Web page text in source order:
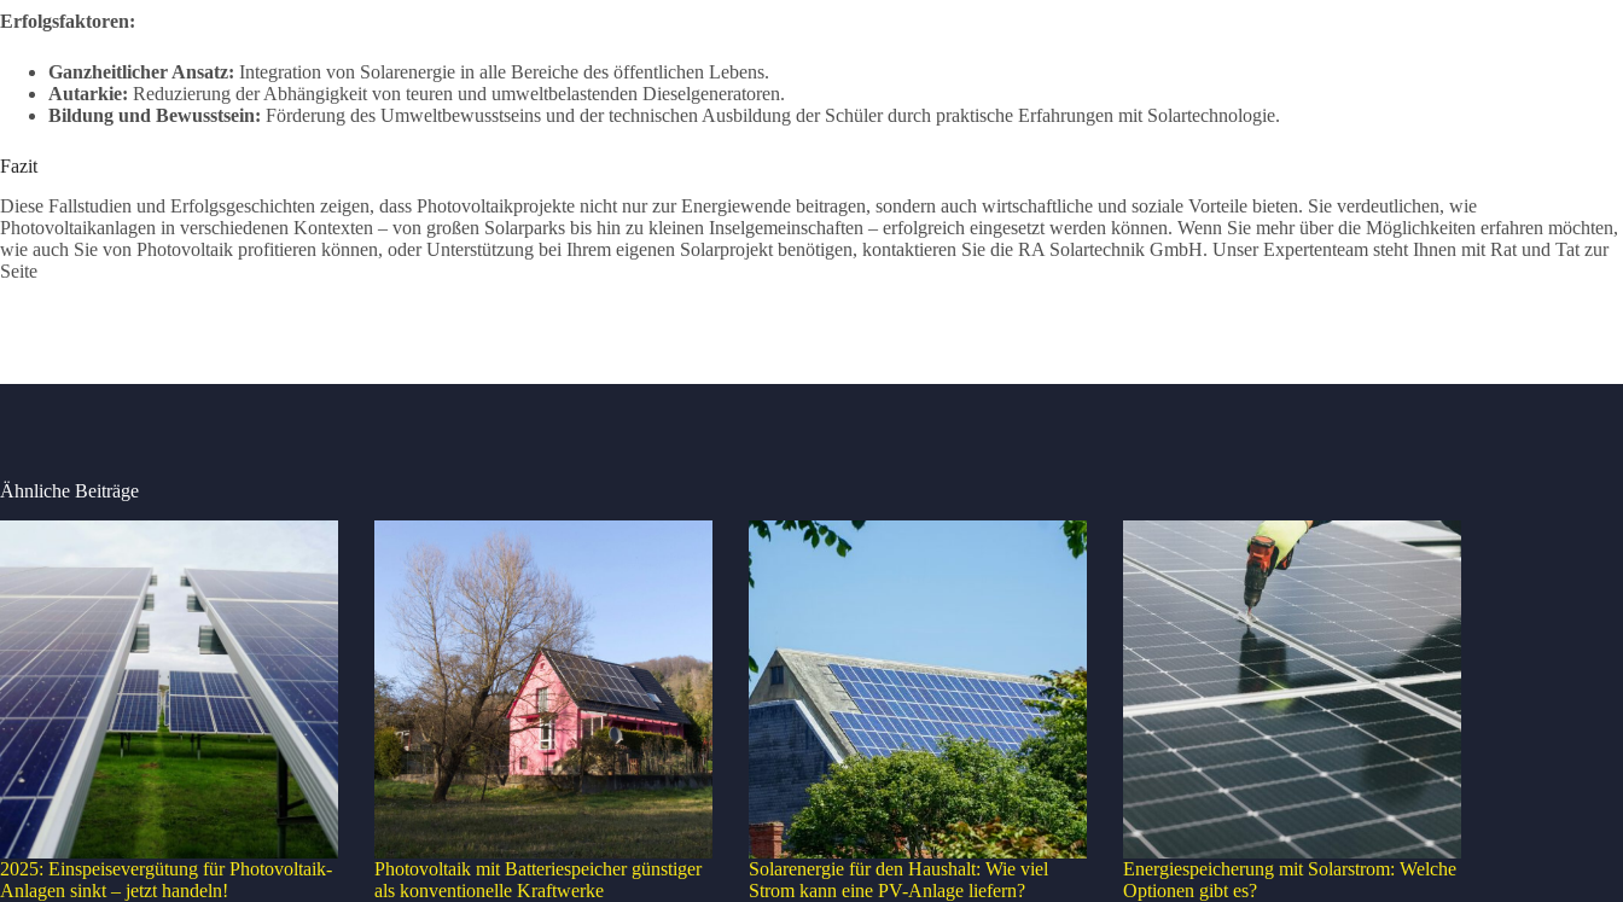
Erfolgsfaktoren:
Ganzheitlicher Ansatz: Integration von Solarenergie in alle Bereiche des öffentlichen Lebens.
Autarkie: Reduzierung der Abhängigkeit von teuren und umweltbelastenden Dieselgeneratoren.
Bildung und Bewusstsein: Förderung des Umweltbewusstseins und der technischen Ausbildung der Schüler durch praktische Erfahrungen mit Solartechnologie.
Fazit
Diese Fallstudien und Erfolgsgeschichten zeigen, dass Photovoltaikprojekte nicht nur zur Energiewende beitragen, sondern auch wirtschaftliche und soziale Vorteile bieten. Sie verdeutlichen, wie
Photovoltaikanlagen in verschiedenen Kontexten – von großen Solarparks bis hin zu kleinen Inselgemeinschaften – erfolgreich eingesetzt werden können. Wenn Sie mehr über die Möglichkeiten erfahren möchten,
wie auch Sie von Photovoltaik profitieren können, oder Unterstützung bei Ihrem eigenen Solarprojekt benötigen, kontaktieren Sie die RA Solartechnik GmbH. Unser Expertenteam steht Ihnen mit Rat und Tat zur
Seite
Ähnliche Beiträge
2025: Einspeisevergütung für Photovoltaik-
Anlagen sinkt – jetzt handeln!
Photovoltaik mit Batteriespeicher günstiger
als konventionelle Kraftwerke
Solarenergie für den Haushalt: Wie viel
Strom kann eine PV-Anlage liefern?
Energiespeicherung mit Solarstrom: Welche
Optionen gibt es?
Kundenbewertungen und Erfahrungen zu
Photovoltaik Hannover - Solaranlagen Hannover | RA S...
SEHR GUT